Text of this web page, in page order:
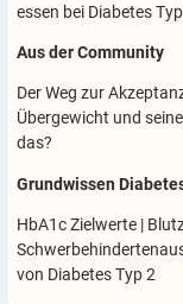
essen bei Diabetes
Aus der Community
Der Weg zur
Übergewicht und
das?
Grundwissen
HbA1c Zielwerte |
von Diabetes Typ 2